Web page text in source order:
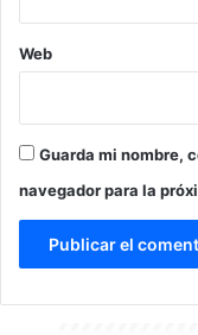
Web
Guarda mi nombre,
navegador para la